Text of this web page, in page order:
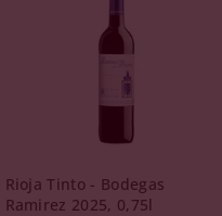
Rioja Tinto - Bodegas
Ramirez 2025, 0,75l